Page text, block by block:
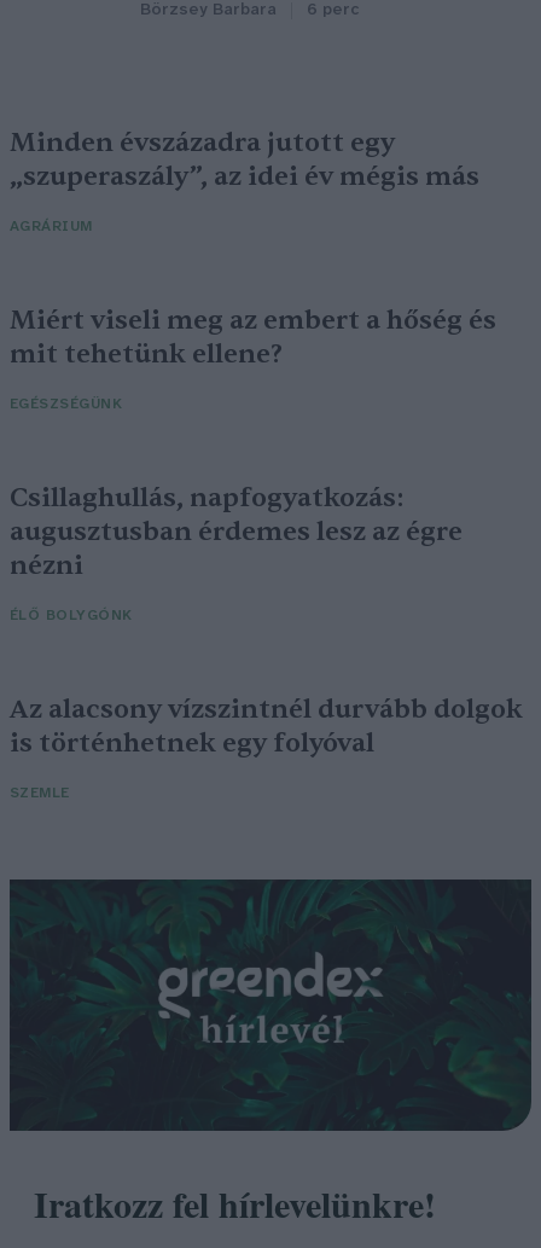
Börzsey Barbara 6 perc
Minden évszázadra jutott egy
„szuperaszály”, az idei év mégis más
AGRÁRIUM
Miért viseli meg az embert a hőség és
mit tehetünk ellene?
EGÉSZSÉGÜNK
Csillaghullás, napfogyatkozás:
augusztusban érdemes lesz az égre
nézni
ÉLŐ BOLYGÓNK
Az alacsony vízszintnél durvább dolgok
is történhetnek egy folyóval
SZEMLE
Iratkozz fel hírlevelünkre!